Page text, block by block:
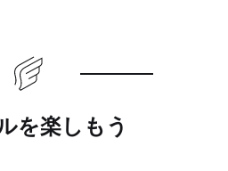
を楽しもう